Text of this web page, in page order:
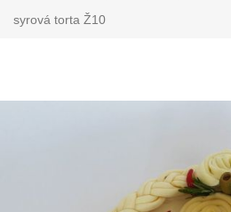
syrová torta Ž10